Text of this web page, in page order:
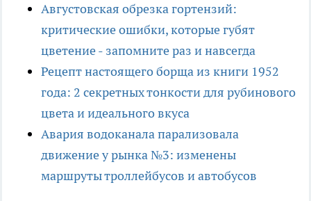
Августовская обрезка гортензий:
критические ошибки, которые губят
цветение - запомните раз и навсегда
Рецепт настоящего борща из книги 1952
года: 2 секретных тонкости для рубинового
цвета и идеального вкуса
Авария водоканала парализовала
движение у рынка №3: изменены
маршруты троллейбусов и автобусов